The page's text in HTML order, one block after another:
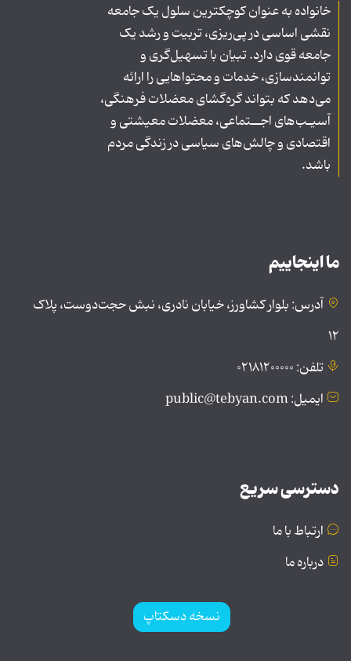
خانواده به عنوان کوچکترین سلول یک جامعه
نقشی اساسی در پی‌ریزی، تربیت و رشد یک
جامعه قوی دارد. تبیان با تسهیل‌گری و
توانمندسازی، خدمات و محتواهایی را ارائه
می‌دهد که بتواند گره‌گشای معضلات فرهنگی،
آسیـب‌های اجــتماعی، معضلات معیشتی و
اقتصادی و چالش‌های سیاسی در زندگی مردم
باشد.
ما اینجاییم
آدرس: بلوار کشاورز، خیابان نادری، نبش حجت‌دوست، پلاک
۱۲
تلفن: ۰۲۱۸۱۲۰۰۰۰۰
ایمیل: public@tebyan.com
دسترسی سریع
ارتباط با ما
درباره ما
نسخه دسکتاپ